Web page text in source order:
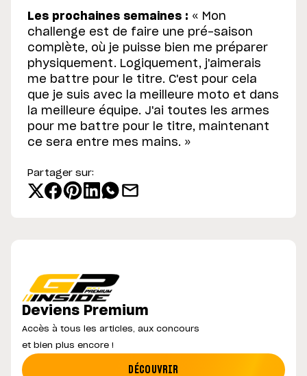
Les prochaines semaines : « Mon
challenge est de faire une pré-saison
complète, où je puisse bien me préparer
physiquement. Logiquement, j'aimerais
me battre pour le titre. C'est pour cela
que je suis avec la meilleure moto et dans
la meilleure équipe. J'ai toutes les armes
pour me battre pour le titre, maintenant
ce sera entre mes mains. »
Partager sur:
Deviens Premium
Accès à tous les articles, aux concours
et bien plus encore !
DÉCOUVRIR